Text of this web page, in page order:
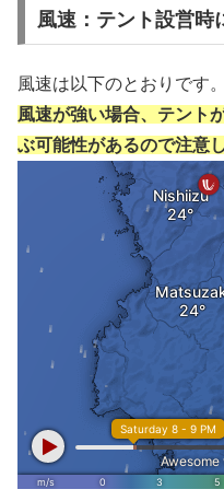
風速：テント設営時
風速は以下のとおりです。
風速が強い場合、テント
ぶ可能性があるので注意